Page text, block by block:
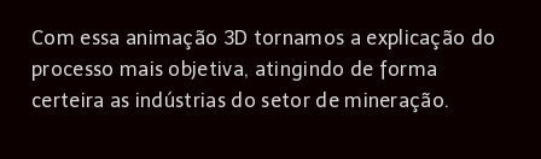
Com essa animação 3D tornamos a explicação do
processo mais objetiva, atingindo de forma
certeira as indústrias do setor de mineração.